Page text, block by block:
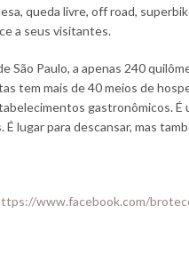
queda livre, off road,
a seus visitantes.
São Paulo, a apenas 240
tem mais de 40 meios de
gastronômicos. É
É lugar para descansar, mas
www.facebook.com/